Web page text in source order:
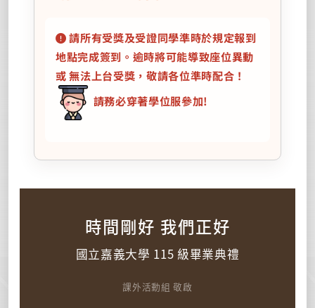
請所有受獎及受證同學準時於規定報到
地點完成簽到。逾時將可能導致座位異動
或 無法上台受獎，敬請各位準時配合！
請務必穿著學位服參加!
時間剛好 我們正好
國立嘉義大學 115 級畢業典禮
課外活動組 敬啟